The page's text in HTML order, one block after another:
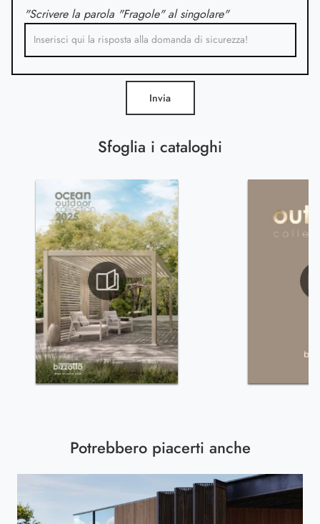
Sfoglia i cataloghi
"Scrivere la parola "Fragole" al singolare"
Invia
Potrebbero piacerti anche